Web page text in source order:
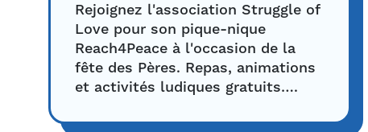
Rejoignez l'association Struggle of
Love pour son pique-nique
Reach4Peace à l'occasion de la
fête des Pères. Repas, animations
et activités ludiques gratuits….